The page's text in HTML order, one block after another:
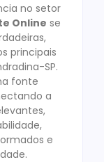
no setor
Online se
principais
SP.
fonte
a
e